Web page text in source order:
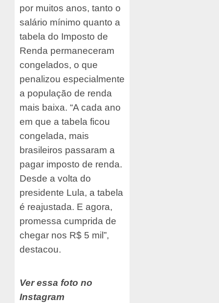
por muitos anos, tanto o
salário mínimo quanto a
tabela do Imposto de
Renda permaneceram
congelados, o que
penalizou especialmente
a população de renda
mais baixa. “A cada ano
em que a tabela ficou
congelada, mais
brasileiros passaram a
pagar imposto de renda.
Desde a volta do
presidente Lula, a tabela
é reajustada. E agora,
promessa cumprida de
chegar nos R$ 5 mil”,
destacou.
Ver essa foto no
Instagram